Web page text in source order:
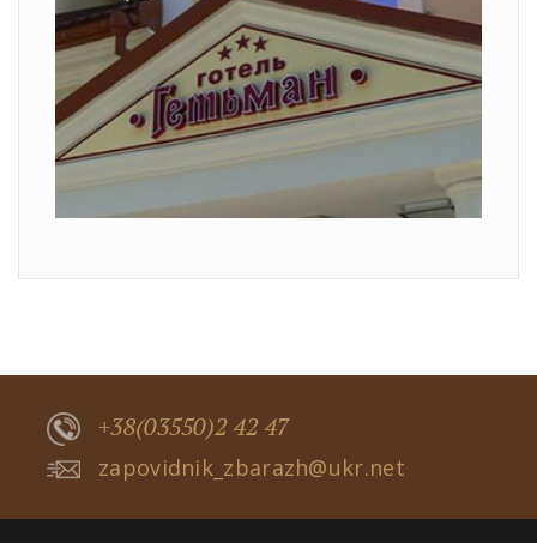
+38(03550)2 42 47
zapovidnik_zbarazh@ukr.net